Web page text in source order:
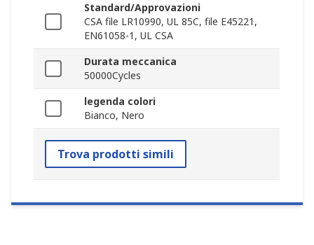
Standard/Approvazioni
CSA file LR10990, UL 85C, file E45221,
EN61058-1, UL CSA
Durata meccanica
50000Cycles
legenda colori
Bianco, Nero
Trova prodotti simili